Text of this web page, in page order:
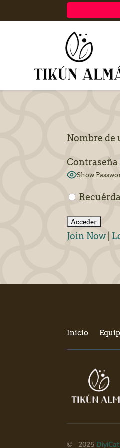
Nombre de
Contraseña
Show
Join Now
Inicio
© 2025